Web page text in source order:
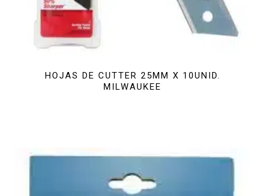
HOJAS DE CUTTER 25MM X 10UNID.
MILWAUKEE